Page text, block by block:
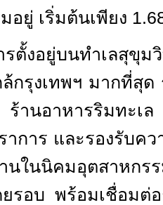
อยู่ เริ่มต้นเพียง
รตั้งอยู่บนทำเลสุขุ
ล้กรุงเทพฯ มากที่สุ
านอาหารริมทะเ
าการ และรองรับค
านในนิคมอุตสา
ยรอบ พร้อมเชื่อมต่